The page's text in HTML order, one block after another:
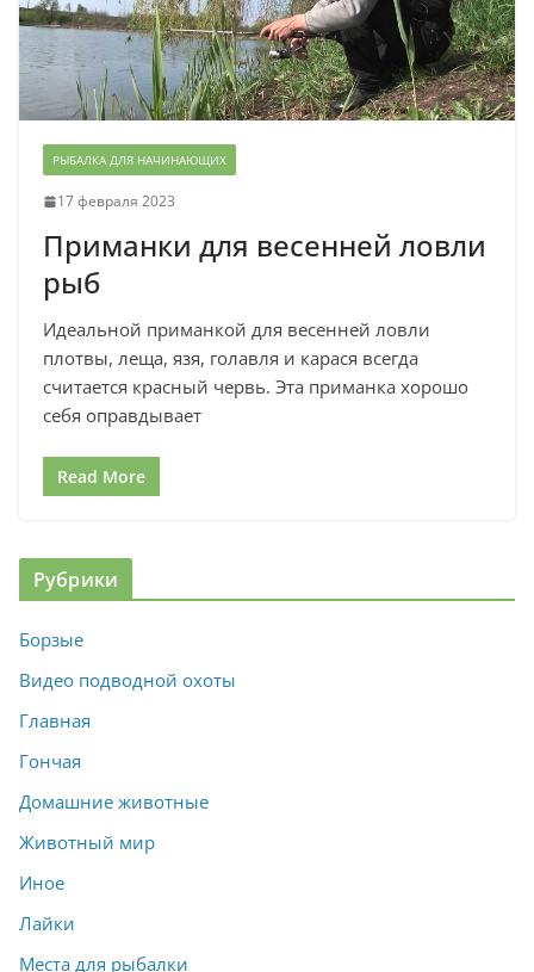
РЫБАЛКА ДЛЯ НАЧИНАЮЩИХ
17 февраля 2023
Приманки для весенней ловли
рыб
Идеальной приманкой для весенней ловли
плотвы, леща, язя, голавля и карася всегда
считается красный червь. Эта приманка хорошо
себя оправдывает
Read More
Рубрики
Борзые
Видео подводной охоты
Главная
Гончая
Домашние животные
Животный мир
Иное
Лайки
Места для рыбалки